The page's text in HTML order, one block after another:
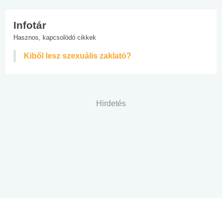
Infotár
Hasznos, kapcsolódó cikkek
Kiből lesz szexuális zaklató?
Hirdetés